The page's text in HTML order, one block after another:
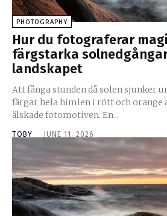
PHOTOGRAPHY
Hur du fotograferar
färgstarka
landskapet
Att fånga stunden då solen sjunker
färgar hela himlen i rött och orange
älskade fotomotiven. En...
TOBY - JUNE 11, 2026